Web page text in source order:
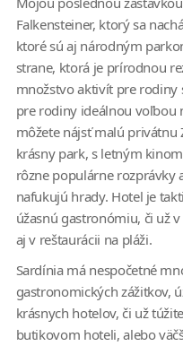
Falkensteiner, ktorý sa
ktoré sú aj národným
strane, ktorá je prírodnou
množstvo aktivít pre
pre rodiny ideálnou voľbou
môžete nájsť malú privátnu
krásny park, s letným
rôzne populárne rozprávky
nafukujú hrady. Hotel je
úžasnú gastronómiu, či už
aj v reštaurácii na pláži.
Sardínia má nespočetné
gastronomických zážitkov,
krásnych hotelov, či už
butikovom hoteli, alebo